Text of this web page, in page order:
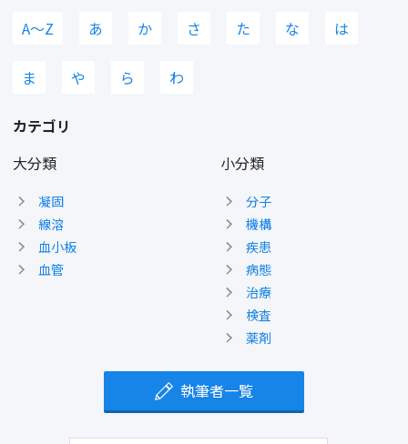
A〜Z
あ か さ た な は
ま や ら わ
カテゴリ
大分類
凝固
線溶
血小板
血管
小分類
分子
機構
疾患
病態
治療
検査
薬剤
執筆者一覧